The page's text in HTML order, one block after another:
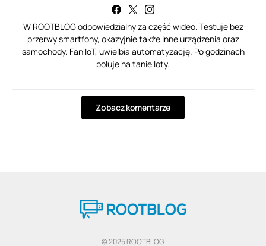
W ROOTBLOG odpowiedzialny za część wideo. Testuje bez
przerwy smartfony, okazyjnie także inne urządzenia oraz
samochody. Fan IoT, uwielbia automatyzację. Po godzinach
poluje na tanie loty.
Zobacz komentarze
© 2025 ROOTBLOG